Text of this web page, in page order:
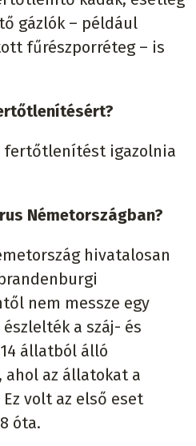
gázlók – például
fűrészporréteg – is
fertőtlenítést igazolnia
Németországban?
hivatalosan
nem messze egy
a száj- és
állatból álló
az állatokat a
volt az első eset
óta.